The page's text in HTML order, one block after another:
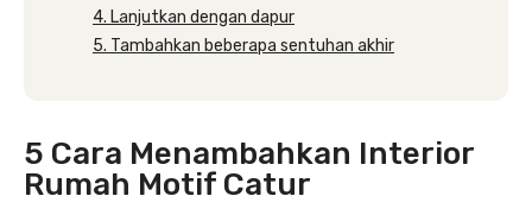
4. Lanjutkan dengan dapur
5. Tambahkan beberapa sentuhan akhir
5 Cara Menambahkan Interior
Rumah Motif Catur